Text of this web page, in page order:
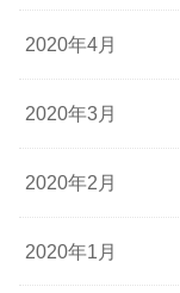
2020年4月
2020年3月
2020年2月
2020年1月